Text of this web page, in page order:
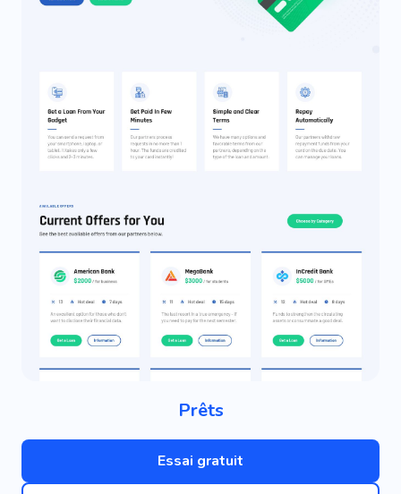
Prêts
Essai gratuit